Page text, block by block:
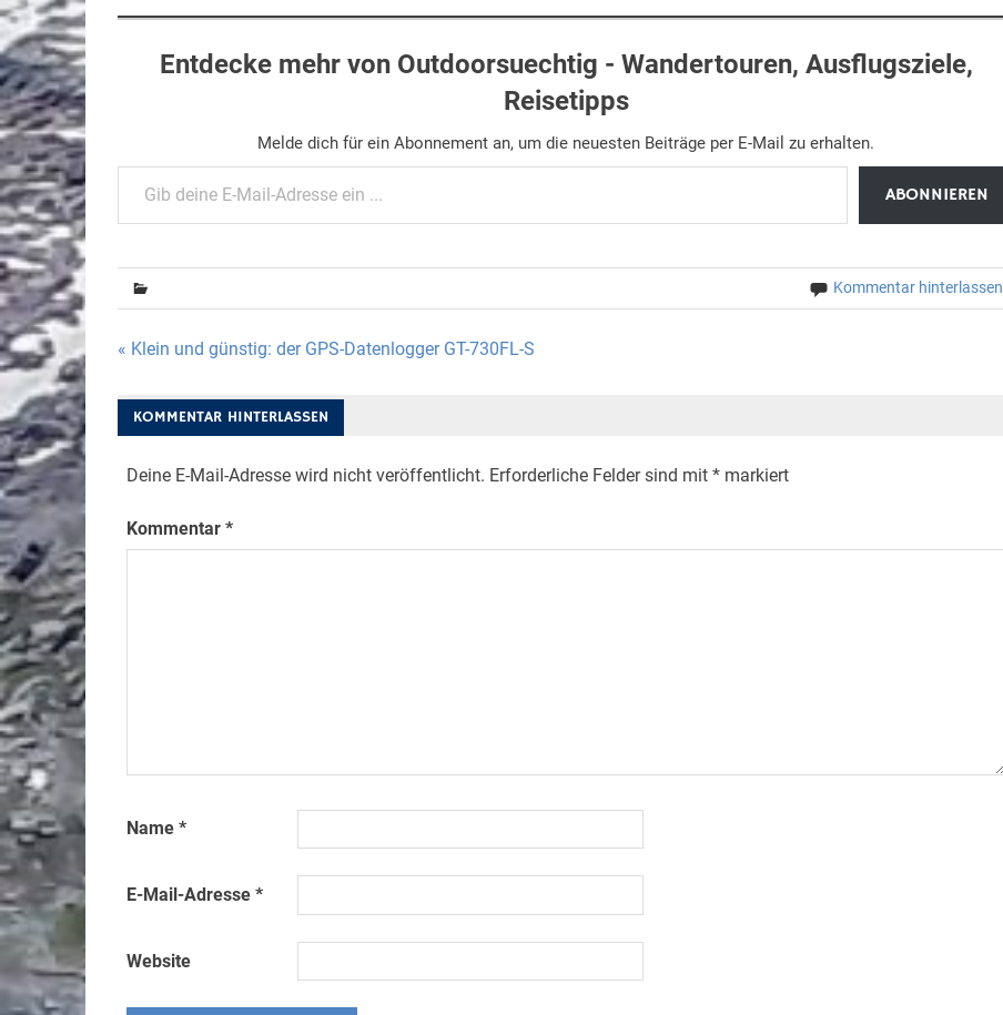
Entdecke mehr von Outdoorsuechtig - Wandertouren, Ausflugsziele,
Reisetipps
Melde dich für ein Abonnement an, um die neuesten Beiträge per E-Mail zu erhalten.
Gib deine E-Mail-Adresse ein ...
ABONNIEREN
Kommentar hinterlassen
Beitragsnavigation
« Klein und günstig: der GPS-Datenlogger GT-730FL-S
KOMMENTAR HINTERLASSEN
Deine E-Mail-Adresse wird nicht veröffentlicht. Erforderliche Felder sind mit *markiert
Kommentar *
Name *
E-Mail-Adresse *
Website